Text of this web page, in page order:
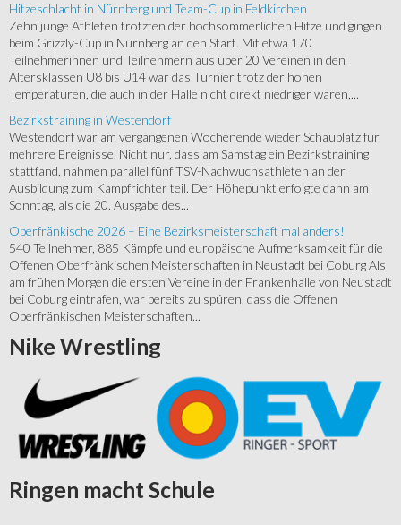
Hitzeschlacht in Nürnberg und Team-Cup in Feldkirchen
Zehn junge Athleten trotzten der hochsommerlichen Hitze und gingen
beim Grizzly-Cup in Nürnberg an den Start. Mit etwa 170
Teilnehmerinnen und Teilnehmern aus über 20 Vereinen in den
Altersklassen U8 bis U14 war das Turnier trotz der hohen
Temperaturen, die auch in der Halle nicht direkt niedriger waren,...
Bezirkstraining in Westendorf
Westendorf war am vergangenen Wochenende wieder Schauplatz für
mehrere Ereignisse. Nicht nur, dass am Samstag ein Bezirkstraining
stattfand, nahmen parallel fünf TSV-Nachwuchsathleten an der
Ausbildung zum Kampfrichter teil. Der Höhepunkt erfolgte dann am
Sonntag, als die 20. Ausgabe des...
Oberfränkische 2026 – Eine Bezirksmeisterschaft mal anders!
540 Teilnehmer, 885 Kämpfe und europäische Aufmerksamkeit für die
Offenen Oberfränkischen Meisterschaften in Neustadt bei Coburg Als
am frühen Morgen die ersten Vereine in der Frankenhalle von Neustadt
bei Coburg eintrafen, war bereits zu spüren, dass die Offenen
Oberfränkischen Meisterschaften...
Nike Wrestling
Ringen macht Schule